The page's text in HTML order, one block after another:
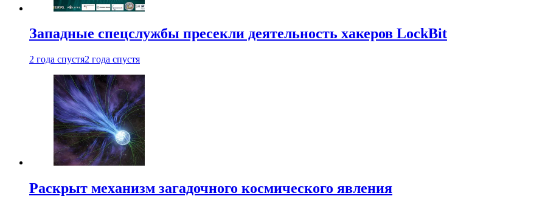
Западные спецслужбы пресекли деятельность хакеров LockBit
2 года спустя2 года спустя
Раскрыт механизм загадочного космического явления